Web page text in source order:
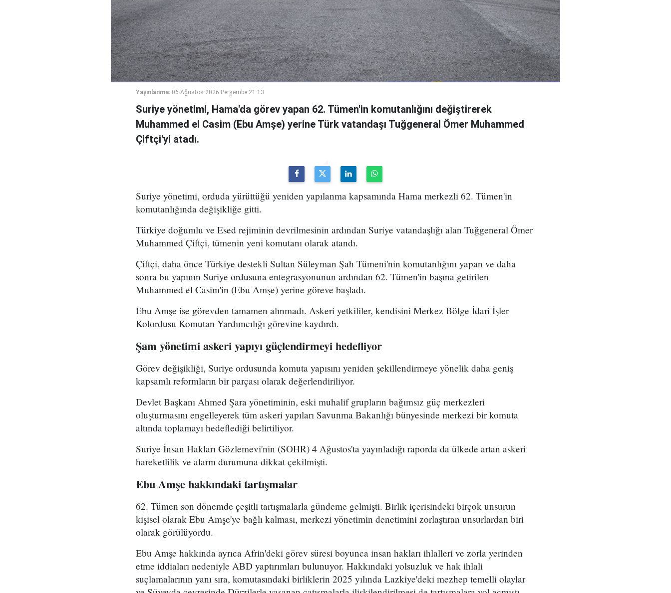
Yayınlanma: 06 Ağustos 2026 Perşembe 21:13
Suriye yönetimi, Hama'da görev yapan 62. Tümen'in komutanlığını değiştirerek
Muhammed el Casim (Ebu Amşe) yerine Türk vatandaşı Tuğgeneral Ömer Muhammed
Çiftçi'yi atadı.
Suriye yönetimi, orduda yürüttüğü yeniden yapılanma kapsamında Hama merkezli 62. Tümen'in
komutanlığında değişikliğe gitti.
Türkiye doğumlu ve Esed rejiminin devrilmesinin ardından Suriye vatandaşlığı alan Tuğgeneral Ömer
Muhammed Çiftçi, tümenin yeni komutanı olarak atandı.
Çiftçi, daha önce Türkiye destekli Sultan Süleyman Şah Tümeni'nin komutanlığını yapan ve daha
sonra bu yapının Suriye ordusuna entegrasyonunun ardından 62. Tümen'in başına getirilen
Muhammed el Casim'in (Ebu Amşe) yerine göreve başladı.
Ebu Amşe ise görevden tamamen alınmadı. Askeri yetkililer, kendisini Merkez Bölge İdari İşler
Kolordusu Komutan Yardımcılığı görevine kaydırdı.
Şam yönetimi askeri yapıyı güçlendirmeyi hedefliyor
Görev değişikliği, Suriye ordusunda komuta yapısını yeniden şekillendirmeye yönelik daha geniş
kapsamlı reformların bir parçası olarak değerlendiriliyor.
Devlet Başkanı Ahmed Şara yönetiminin, eski muhalif grupların bağımsız güç merkezleri
oluşturmasını engelleyerek tüm askeri yapıları Savunma Bakanlığı bünyesinde merkezi bir komuta
altında toplamayı hedeflediği belirtiliyor.
Suriye İnsan Hakları Gözlemevi'nin (SOHR) 4 Ağustos'ta yayınladığı raporda da ülkede artan askeri
hareketlilik ve alarm durumuna dikkat çekilmişti.
Ebu Amşe hakkındaki tartışmalar
62. Tümen son dönemde çeşitli tartışmalarla gündeme gelmişti. Birlik içerisindeki birçok unsurun
kişisel olarak Ebu Amşe'ye bağlı kalması, merkezi yönetimin denetimini zorlaştıran unsurlardan biri
olarak görülüyordu.
Ebu Amşe hakkında ayrıca Afrin'deki görev süresi boyunca insan hakları ihlalleri ve zorla yerinden
etme iddiaları nedeniyle ABD yaptırımları bulunuyor. Hakkındaki yolsuzluk ve hak ihlali
suçlamalarının yanı sıra, komutasındaki birliklerin 2025 yılında Lazkiye'deki mezhep temelli olaylar